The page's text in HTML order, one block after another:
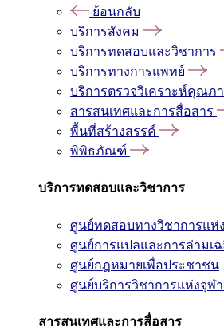
ย้อนกลับ
บริการสังคม
บริการทดสอบและวิชาการ
บริการทางการแพทย์
บริการตรวจวิเคราะห์คุณภ
สารสนเทศและการสื่อสาร
พื้นที่สร้างสรรค์
พิพิธภัณฑ์
บริการทดสอบและวิชาการ
ศูนย์ทดสอบทางวิชาการแห่
ศูนย์การแปลและการล่ามเ
ศูนย์กฎหมายเพื่อประชาชน
ศูนย์บริการวิชาการแห่งจุฬ
สารสนเทศและการสื่อสาร